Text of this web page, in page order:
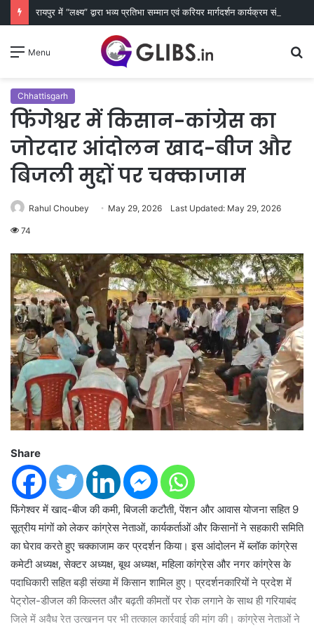
रायपुर में “लक्ष्य” द्वारा भव्य प्रतिभा सम्मान एवं करियर मार्गदर्शन कार्यक्रम संपन्न
Menu
Chhattisgarh
फिंगेश्वर में किसान-कांग्रेस का
जोरदार आंदोलन खाद-बीज और
बिजली मुद्दों पर चक्काजाम
Rahul Choubey May 29, 2026 Last Updated: May 29, 2026
74
Share
फिंगेश्वर में खाद-बीज की कमी, बिजली कटौती, पेंशन और आवास योजना सहित 9
सूत्रीय मांगों को लेकर कांग्रेस नेताओं, कार्यकर्ताओं और किसानों ने सहकारी समिति
का घेराव करते हुए चक्काजाम कर प्रदर्शन किया। इस आंदोलन में ब्लॉक कांग्रेस
कमेटी अध्यक्ष, सेक्टर अध्यक्ष, बूथ अध्यक्ष, महिला कांग्रेस और नगर कांग्रेस के
पदाधिकारी सहित बड़ी संख्या में किसान शामिल हुए। प्रदर्शनकारियों ने प्रदेश में
पेट्रोल-डीजल की किल्लत और बढ़ती कीमतों पर रोक लगाने के साथ ही गरियाबंद
जिले में अवैध रेत उत्खनन पर भी तत्काल कार्रवाई की मांग की। कांग्रेस नेताओं ने